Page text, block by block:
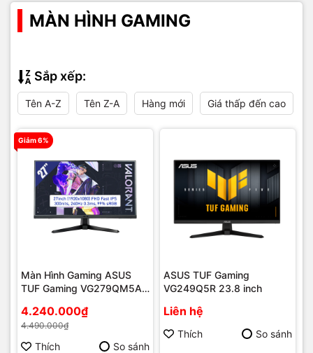
MÀN HÌNH GAMING
Sắp xếp:
Tên A-Z Tên Z-A Hàng mới Giá thấp đến cao
Giảm 6%
Màn Hình Gaming ASUS
TUF Gaming VG279QM5A
4.240.000₫
4.490.000₫
Thích So sánh
ASUS TUF Gaming
VG249Q5R 23.8 inch
Liên hệ
Thích So sánh